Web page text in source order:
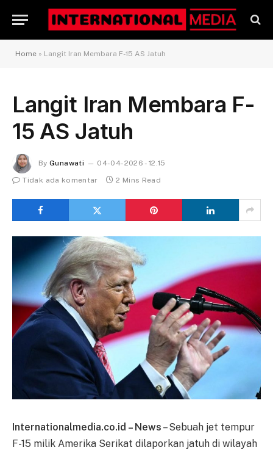
Home » Langit Iran Membara F-15 AS Jatuh
Langit Iran Membara F-
15 AS Jatuh
By Gunawati
04-04-2026 - 12.15
Tidak ada komentar
2 Mins Read
Internationalmedia.co.id – News – Sebuah jet tempur
F-15 milik Amerika Serikat dilaporkan jatuh di wilayah